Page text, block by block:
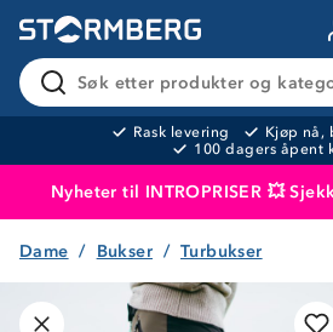
Søk etter produkter og
Rask levering
Kjøp nå,
100 dagers åpent
Nyheter til INTROPRISER 💥
Produktet er lagt i
Dame Bukser Turbukser